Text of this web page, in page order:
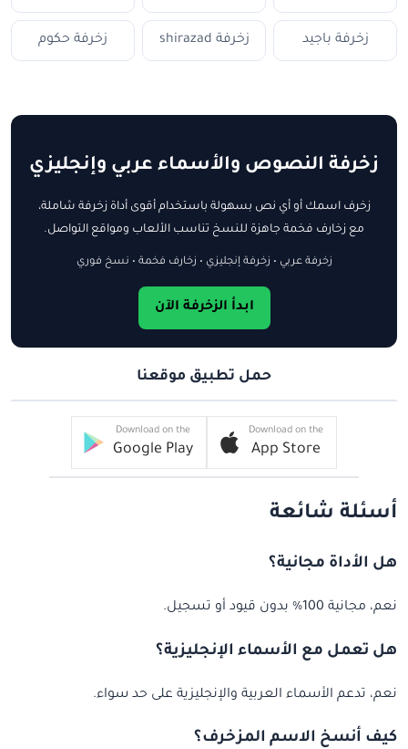
زخرفة باجيد زخرفة shirazad زخرفة حكوم
زخرفة النصوص والأسماء عربي وإنجليزي
زخرف اسمك أو أي نص بسهولة باستخدام أقوى أداة زخرفة شاملة،
مع زخارف فخمة جاهزة للنسخ تناسب الألعاب ومواقع التواصل.
زخرفة عربي • زخرفة إنجليزي • زخارف فخمة • نسخ فوري
ابدأ الزخرفة الآن
حمل تطبيق موقعنا
Download on the
App Store
Download on the
Google Play
أسئلة شائعة
هل الأداة مجانية؟
نعم، مجانية 100% بدون قيود أو تسجيل.
هل تعمل مع الأسماء الإنجليزية؟
نعم، تدعم الأسماء العربية والإنجليزية على حد سواء.
كيف أنسخ الاسم المزخرف؟